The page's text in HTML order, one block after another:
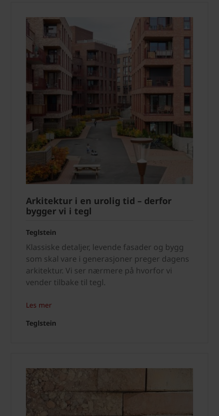
Arkitektur i en urolig tid – derfor
bygger vi i tegl
Teglstein
Klassiske detaljer, levende fasader og bygg
som skal vare i generasjoner preger dagens
arkitektur. Vi ser nærmere på hvorfor vi
vender tilbake til tegl.
Les mer
Teglstein